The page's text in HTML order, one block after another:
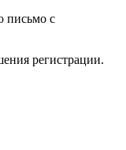
письмо с
регистрации.